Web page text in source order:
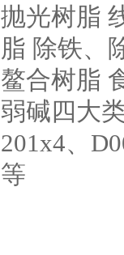
抛光树脂
脂 除铁、
鳌合树脂
弱碱四大
201x4、
等